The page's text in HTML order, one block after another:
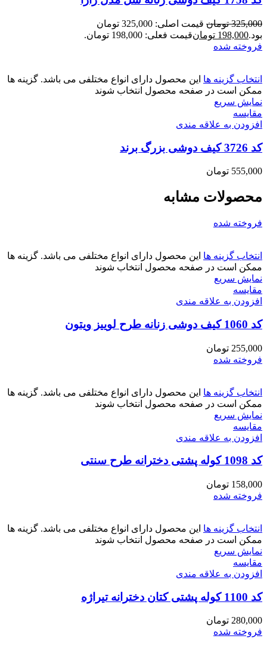
325,000 تومان
قیمت اصلی: 325,000 تومان
بود.198,000 تومانقیمت فعلی: 198,000 تومان.
فروخته شده
انتخاب گزینه ها این محصول دارای انواع مختلفی می باشد. گزینه ها
ممکن است در صفحه محصول انتخاب شوند
نمایش سریع
مقايسه
افزودن به علاقه مندی
کد 3726 کیف دوشی بزرگ برند
555,000 تومان
محصولات مشابه
فروخته شده
انتخاب گزینه ها این محصول دارای انواع مختلفی می باشد. گزینه ها
ممکن است در صفحه محصول انتخاب شوند
نمایش سریع
مقايسه
افزودن به علاقه مندی
کد 1060 کیف دوشی زنانه طرح لوییز ویتون
255,000 تومان
فروخته شده
انتخاب گزینه ها این محصول دارای انواع مختلفی می باشد. گزینه ها
ممکن است در صفحه محصول انتخاب شوند
نمایش سریع
مقايسه
افزودن به علاقه مندی
کد 1098 کوله پشتی دخترانه طرح سنتی
158,000 تومان
فروخته شده
انتخاب گزینه ها این محصول دارای انواع مختلفی می باشد. گزینه ها
ممکن است در صفحه محصول انتخاب شوند
نمایش سریع
مقايسه
افزودن به علاقه مندی
کد 1100 کوله پشتی کتان دخترانه تیراژه
280,000 تومان
فروخته شده